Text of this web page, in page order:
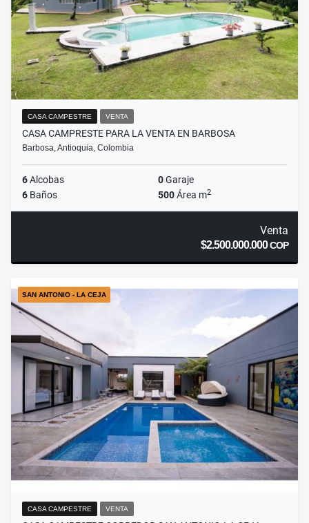
CASA CAMPESTRE VENTA
CASA CAMPRESTE PARA LA VENTA EN BARBOSA
Barbosa, Antioquia, Colombia
6Alcobas 0Garaje
6 Baños 500Área m2
Venta
$2.500.000.000COP
SAN ANTONIO - LA CEJA
CASA CAMPESTRE VENTA